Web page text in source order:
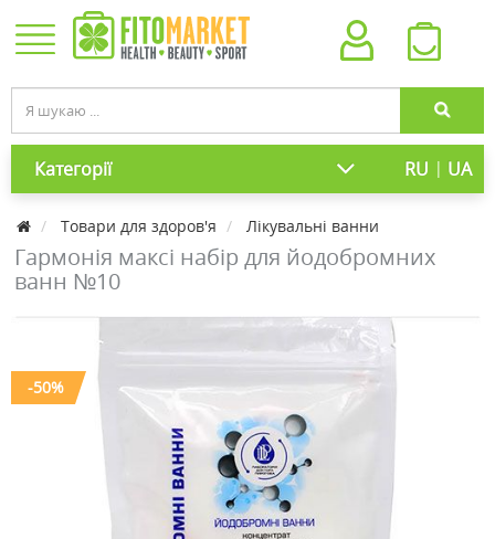
Категорії RU | UA
Товари для здоров'я Лікувальні ванни
Гармонія максі набір для йодобромних
ванн №10
-50%